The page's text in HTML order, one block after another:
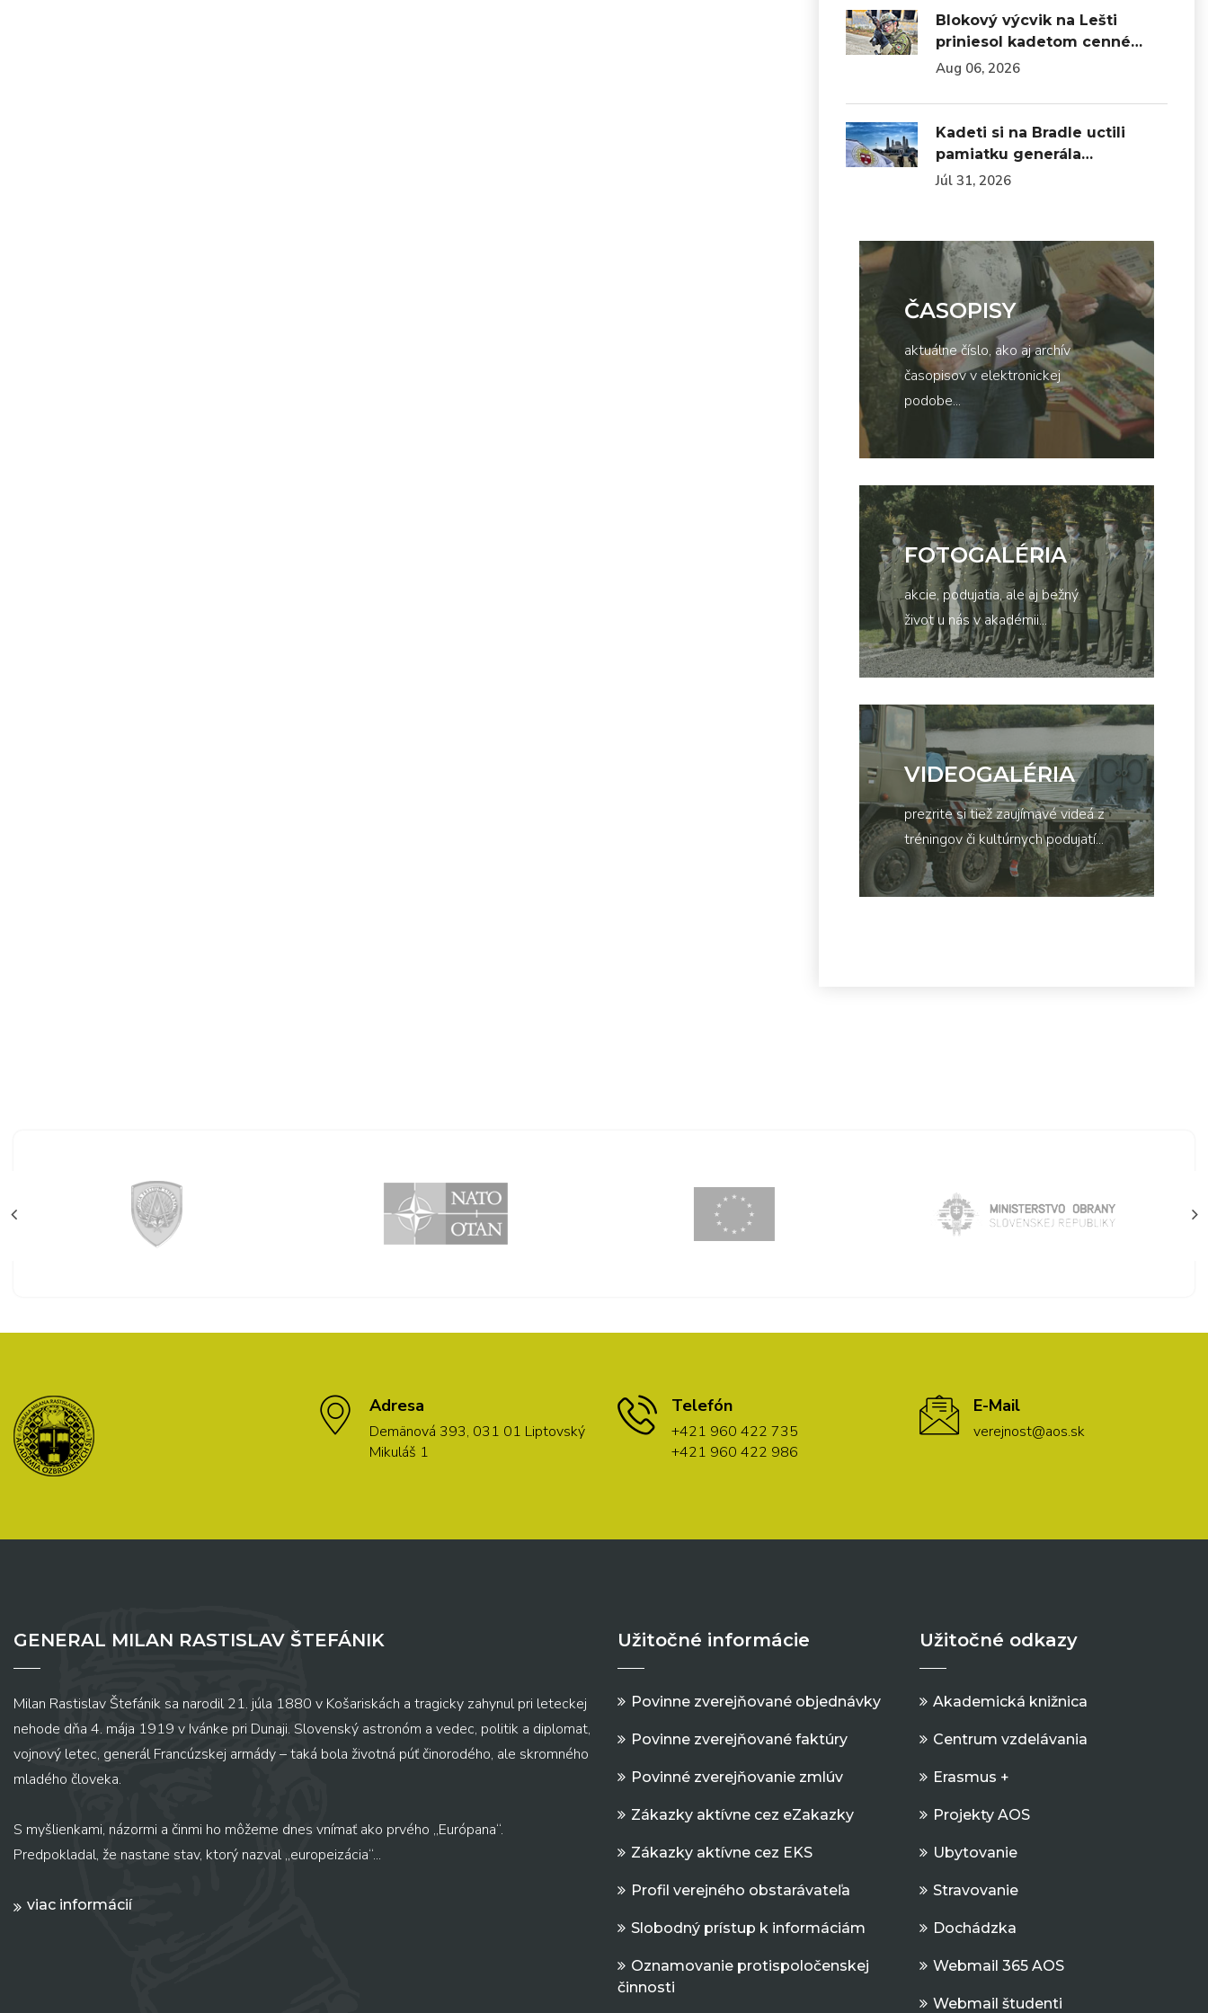
Blokový výcvik na Lešti
priniesol kadetom cenné…
Aug 06, 2026
Kadeti si na Bradle uctili
pamiatku generála…
Júl 31, 2026
ČASOPISY
aktuálne číslo, ako aj archív
časopisov v elektronickej
podobe...
FOTOGALÉRIA
akcie, podujatia, ale aj bežný
život u nás v akadémii...
VIDEOGALÉRIA
prezrite si tiež zaujímavé videá z
tréningov či kultúrnych podujatí...
Adresa
Demänová 393, 031 01 Liptovský
Mikuláš 1
Telefón
+421 960 422 735
+421 960 422 986
E-Mail
verejnost@aos.sk
GENERAL MILAN RASTISLAV ŠTEFÁNIK
Milan Rastislav Štefánik sa narodil 21. júla 1880 v Košariskách a tragicky zahynul pri leteckej
nehode dňa 4. mája 1919 v Ivánke pri Dunaji. Slovenský astronóm a vedec, politik a diplomat,
vojnový letec, generál Francúzskej armády – taká bola životná púť činorodého, ale skromného
mladého človeka.
S myšlienkami, názormi a činmi ho môžeme dnes vnímať ako prvého „Európana“.
Predpokladal, že nastane stav, ktorý nazval „europeizácia“...
viac informácií
Užitočné informácie
Povinne zverejňované objednávky
Povinne zverejňované faktúry
Povinné zverejňovanie zmlúv
Zákazky aktívne cez eZakazky
Zákazky aktívne cez EKS
Profil verejného obstarávateľa
Slobodný prístup k informáciám
Oznamovanie protispoločenskej
činnosti
Užitočné odkazy
Akademická knižnica
Centrum vzdelávania
Erasmus +
Projekty AOS
Ubytovanie
Stravovanie
Dochádzka
Webmail 365 AOS
Webmail študenti